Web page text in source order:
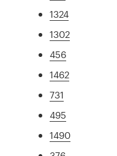
1324
1302
456
1462
731
495
1490